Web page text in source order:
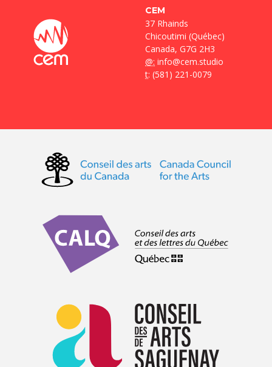
CEM
37 Rhainds
Chicoutimi (Québec)
Canada, G7G 2H3
@: info@cem.studio
t: (581) 221-0079